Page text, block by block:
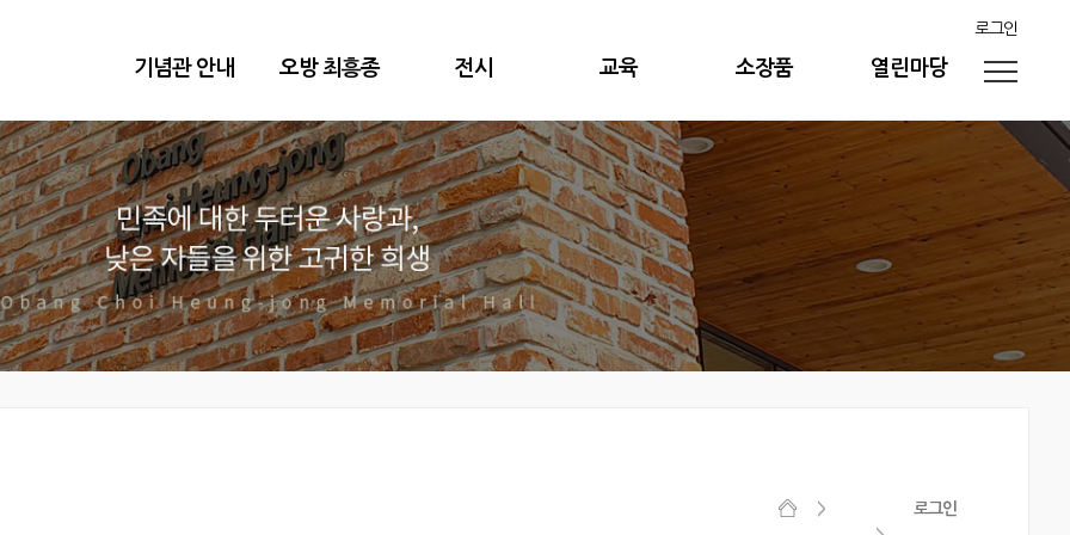
로그인
기념관 안내 오방 최흥종 전시 교육 소장품 열린마당
로그인